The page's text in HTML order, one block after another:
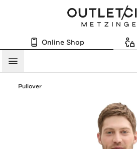
Online Shop
Menü
Pullover